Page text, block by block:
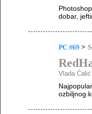
dobar,
PC #69 >
Vlada Ćalić
ozbiljnog